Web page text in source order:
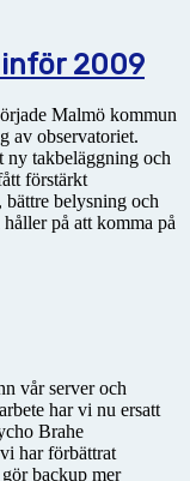
2009
Malmö kommun
av observatoriet.
ny takbeläggning och
förstärkt
belysning och
på att komma på
vår server och
har vi nu ersatt
Brahe
har förbättrat
backup mer